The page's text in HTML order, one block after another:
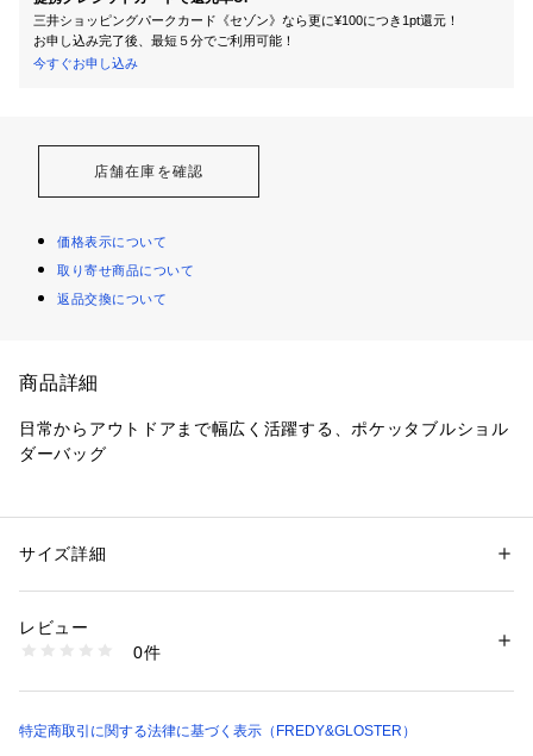
三井ショッピングパークカード《セゾン》なら更に¥100につき1pt還元！
お申し込み完了後、最短５分でご利用可能！
今すぐお申し込み
店舗在庫を確認
価格表示について
取り寄せ商品について
返品交換について
商品詳細
日常からアウトドアまで幅広く活躍する、ポケッタブルショル
ダーバッグ
本体を折りたたんでフロントの円形ポーチ部分へ収納可能。コ
ン。ナンガらしい遊び心を感じさせるディテールです。メイン
収納部はファスナー開閉式のため、移動時でも中身が落ちにく
用的なアイテムです。
性別：メンズ
素材：ナイロン100%
商品番号：
6-0763-2-62-326 （ショップ）
サイズ詳細
レビュー
0件
特定商取引に関する法律に基づく表示（FREDY&GLOSTER）